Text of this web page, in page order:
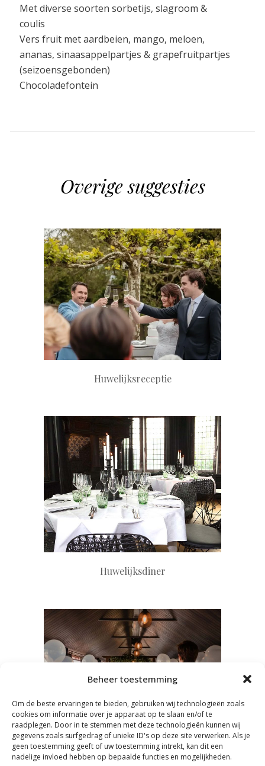
Beheer toestemming
Om de beste ervaringen te bieden, gebruiken wij technologieën zoals
cookies om informatie over je apparaat op te slaan en/of te
raadplegen. Door in te stemmen met deze technologieën kunnen wij
gegevens zoals surfgedrag of unieke ID's op deze site verwerken. Als je
geen toestemming geeft of uw toestemming intrekt, kan dit een
nadelige invloed hebben op bepaalde functies en mogelijkheden.
Met diverse soorten sorbetijs, slagroom &
coulis
Vers fruit met aardbeien, mango, meloen,
ananas, sinaasappelpartjes & grapefruitpartjes
(seizoensgebonden)
Chocoladefontein
Overige suggesties
+
Huwelijksreceptie
+
Huwelijksdiner
+